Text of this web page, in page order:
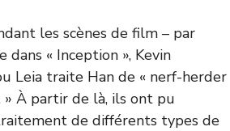
les scènes de film – par
« Inception », Kevin
Leia traite Han de « nerf-herder
» À partir de là, ils ont pu
de différents types de